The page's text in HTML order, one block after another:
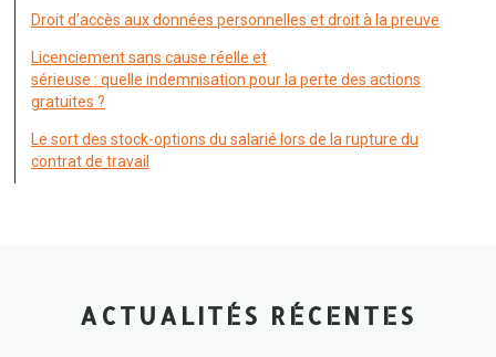
Droit d’accès aux données personnelles et droit à la preuve
Licenciement sans cause réelle et
sérieuse : quelle indemnisation pour la perte des actions
gratuites ?
Le sort des stock-options du salarié lors de la rupture du
contrat de travail
ACTUALITÉS RÉCENTES